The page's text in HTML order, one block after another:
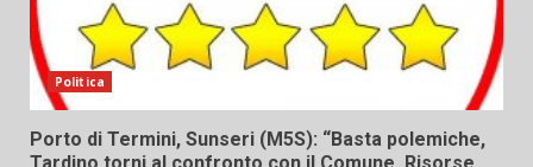
Politica
Porto di Termini, Sunseri (M5S): “Basta polemiche,